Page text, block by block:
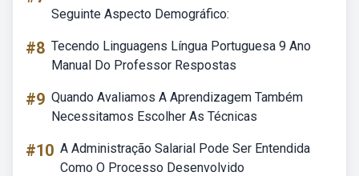
Seguinte Aspecto Demográfico:
#8 Tecendo Linguagens Língua Portuguesa 9 Ano
Manual Do Professor Respostas
#9 Quando Avaliamos A Aprendizagem Também
Necessitamos Escolher As Técnicas
#10 A Administração Salarial Pode Ser Entendida
Como O Processo Desenvolvido